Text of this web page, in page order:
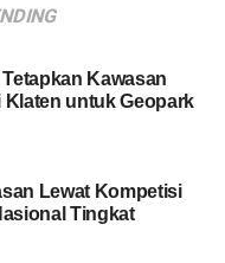
Kawasan
Klaten untuk Geopark
Lewat Kompetisi
Tingkat